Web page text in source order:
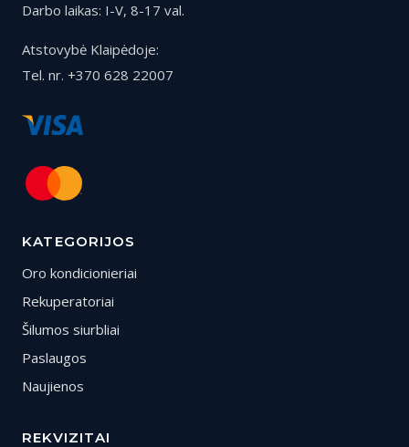
Darbo laikas: I-V, 8-17 val.
Atstovybė Klaipėdoje:
Tel. nr. +370 628 22007
KATEGORIJOS
Oro kondicionieriai
Rekuperatoriai
Šilumos siurbliai
Paslaugos
Naujienos
REKVIZITAI